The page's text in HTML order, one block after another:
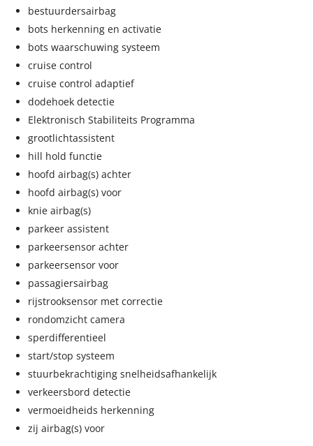
bestuurdersairbag
bots herkenning en activatie
bots waarschuwing systeem
cruise control
cruise control adaptief
dodehoek detectie
Elektronisch Stabiliteits Programma
grootlichtassistent
hill hold functie
hoofd airbag(s) achter
hoofd airbag(s) voor
knie airbag(s)
parkeer assistent
parkeersensor achter
parkeersensor voor
passagiersairbag
rijstrooksensor met correctie
rondomzicht camera
sperdifferentieel
start/stop systeem
stuurbekrachtiging snelheidsafhankelijk
verkeersbord detectie
vermoeidheids herkenning
zij airbag(s) voor